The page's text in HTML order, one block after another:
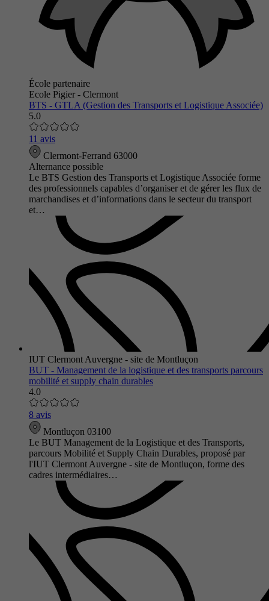
École partenaire
Ecole Pigier - Clermont
BTS - GTLA (Gestion des Transports et Logistique Associée)
5.0
11 avis
Clermont-Ferrand 63000
Alternance possible
Le BTS Gestion des Transports et Logistique Associée forme
des professionnels capables d’organiser et de gérer les flux de
marchandises et d’informations dans le secteur du transport
et…
IUT Clermont Auvergne - site de Montluçon
BUT - Management de la logistique et des transports parcours
mobilité et supply chain durables
4.0
8 avis
Montluçon 03100
Le BUT Management de la Logistique et des Transports,
parcours Mobilité et Supply Chain Durables, proposé par
l'IUT Clermont Auvergne - site de Montluçon, forme des
cadres intermédiaires…